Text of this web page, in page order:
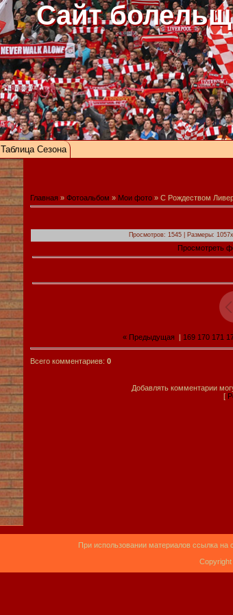
Сайт
Таблица Сезона
Главная » Фотоальбом » Мои фото » С Рождеством
Просмотров: 1545 | Размеры:
Просмотреть
« Предыдущая 169 170 171
Всего комментариев: 0
Добавлять комментарии
[
При использовании материалов ссылка на